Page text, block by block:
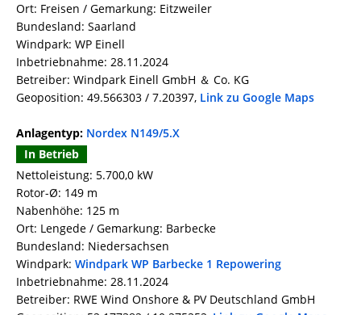
Ort: Freisen / Gemarkung: Eitzweiler
Bundesland: Saarland
Windpark: WP Einell
Inbetriebnahme: 28.11.2024
Betreiber: Windpark Einell GmbH ＆ Co. KG
Geoposition: 49.566303 / 7.20397, Link zu Google Maps
Anlagentyp: Nordex N149/5.X
In Betrieb
Nettoleistung: 5.700,0 kW
Rotor-Ø: 149 m
Nabenhöhe: 125 m
Ort: Lengede / Gemarkung: Barbecke
Bundesland: Niedersachsen
Windpark: Windpark WP Barbecke 1 Repowering
Inbetriebnahme: 28.11.2024
Betreiber: RWE Wind Onshore & PV Deutschland GmbH